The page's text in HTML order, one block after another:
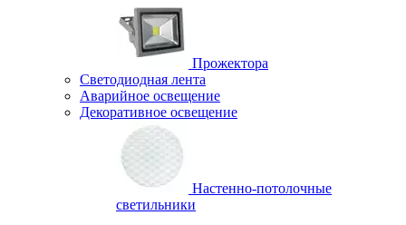
Прожектора
Светодиодная лента
Аварийное освещение
Декоративное освещение
Настенно-потолочные
светильники